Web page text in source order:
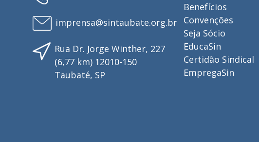
imprensa@sintaubate.org.br
Rua Dr. Jorge Winther, 227
(6,77 km) 12010-150
Taubaté, SP
Benefícios
Convenções
Seja Sócio
EducaSin
Certidão Sindical
EmpregaSin